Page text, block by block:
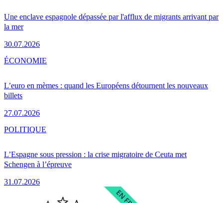
Une enclave espagnole dépassée par l'afflux de migrants arrivant par
la mer
30.07.2026
L’euro en mèmes : quand les Européens détournent les nouveaux
billets
27.07.2026
ÉCONOMIE
L’Espagne sous pression : la crise migratoire de Ceuta met
Schengen à l’épreuve
31.07.2026
POLITIQUE